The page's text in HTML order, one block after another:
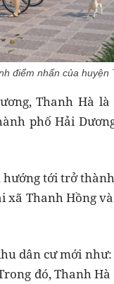
điểm nhấn của huyện
Thanh Hà
phố Hải
tới trở
Thanh Hồng
dân cư mới như:
đó, Thanh